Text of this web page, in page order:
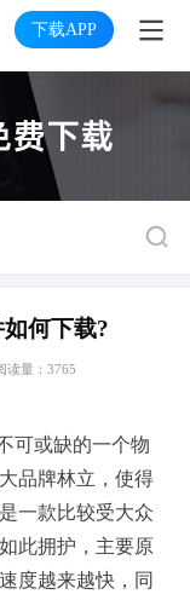
下载APP
何下载?
读量：3765
可或缺的一个物
品牌林立，使得
一款比较受大众
此拥护，主要原
度越来越快，同